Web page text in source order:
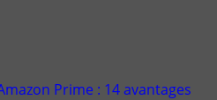
Prime : 14 avantages